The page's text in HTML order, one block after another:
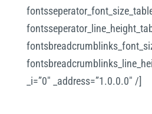
_i=”0″ _address=”1.0.0.0″ /]